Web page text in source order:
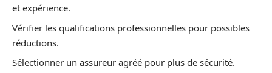
et expérience.
Vérifier les qualifications professionnelles pour possibles
réductions.
Sélectionner un assureur agréé pour plus de sécurité.